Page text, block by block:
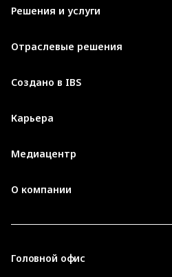
Решения и услуги
Отраслевые решения
Создано в IBS
Карьера
Медиацентр
О компании
Головной офис